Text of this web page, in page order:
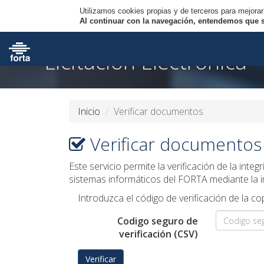
Utilizamos cookies propias y de terceros para
Al continuar con la navegación, entendemos que
Licitación Electrónica
Inicio Verificar documentos
Verificar documentos
Este servicio permite la verificación de la
sistemas informáticos del FORTA mediante
Introduzca el código de verificación de la
Codigo seguro de
verificación (CSV)